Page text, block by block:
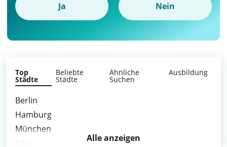
Ja Nein
Top
Städte
Beliebte
Städte
Ähnliche
Suchen
Ausbildung
Berlin
Hamburg
München
Alle anzeigen